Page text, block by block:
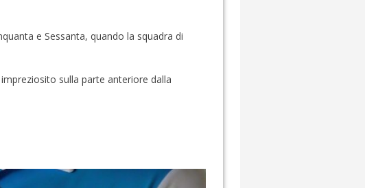
e Sessanta, quando la squadra di
sulla parte anteriore dalla